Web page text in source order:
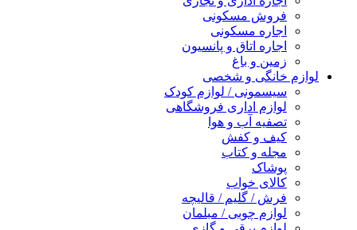
فروش مسکونی
اجاره مسکونی
اجاره اتاق و پانسیون
زمین و باغ
لوازم خانگی و شخصی
سیسمونی / لوازم کودک
لوازم اداری فروشگاهی
تصفیه آب و هوا
کیف و کفش
مجله و کتاب
پوشاک
کالای خواب
فرش / گلیم / قالیچه
لوازم چوبی / مبلمان